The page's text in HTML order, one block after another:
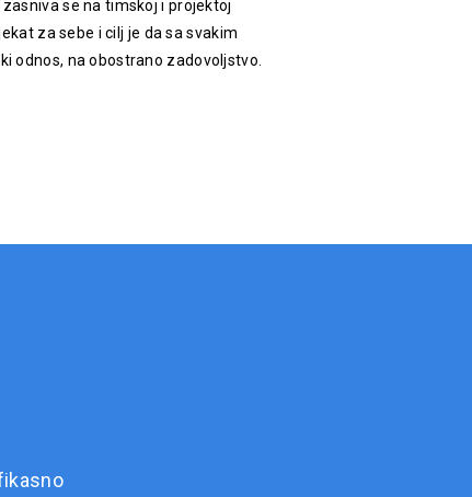
se na timskoj i projektoj
za sebe i cilj je da sa svakim
odnos, na obostrano zadovoljstvo.